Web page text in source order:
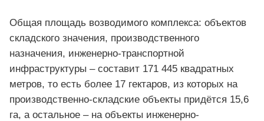
Общая площадь возводимого комплекса: объектов
складского значения, производственного
назначения, инженерно-транспортной
инфраструктуры – составит 171 445 квадратных
метров, то есть более 17 гектаров, из которых на
производственно-складские объекты придётся 15,6
га, а остальное – на объекты инженерно-